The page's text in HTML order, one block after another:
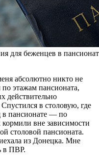
для беженцев в
абсолютно никто не
этажам пансионата,
действительно
в столовую, где
в пансионате — по
вне зависимости
столовой пансионата.
из Донецка. Мне
в ПВР.